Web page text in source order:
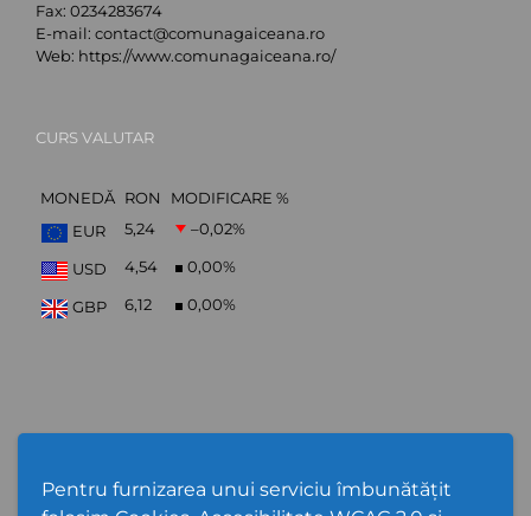
Pentru furnizarea unui serviciu îmbunătățit
Fax: 0234283674
E-mail: contact@comunagaiceana.ro
Web: https://www.comunagaiceana.ro/
CURS VALUTAR
MONEDĂ RON
MODIFICARE %
EUR
5,24 –0,02%
USD 4,54 0,00%
GBP 6,12 0,00%